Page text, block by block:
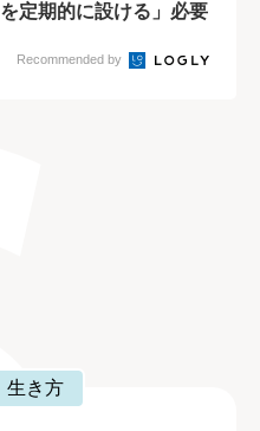
を定期的に設ける」必要
Recommended by
生き方